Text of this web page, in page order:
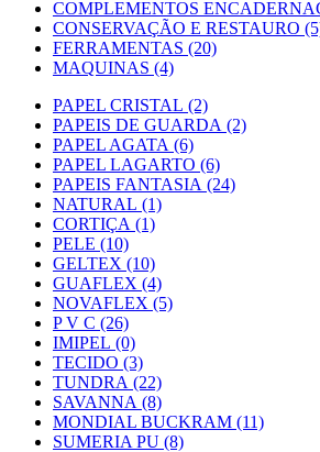
COMPLEMENTOS
CONSERVAÇÃO E RESTAURO
FERRAMENTAS (20)
MAQUINAS (4)
PAPEL CRISTAL (2)
PAPEIS DE GUARDA (2)
PAPEL AGATA (6)
PAPEL LAGARTO (6)
PAPEIS FANTASIA (24)
NATURAL (1)
CORTIÇA (1)
PELE (10)
GELTEX (10)
GUAFLEX (4)
NOVAFLEX (5)
P V C (26)
IMIPEL (0)
TECIDO (3)
TUNDRA (22)
SAVANNA (8)
MONDIAL BUCKRAM (11)
SUMERIA PU (8)